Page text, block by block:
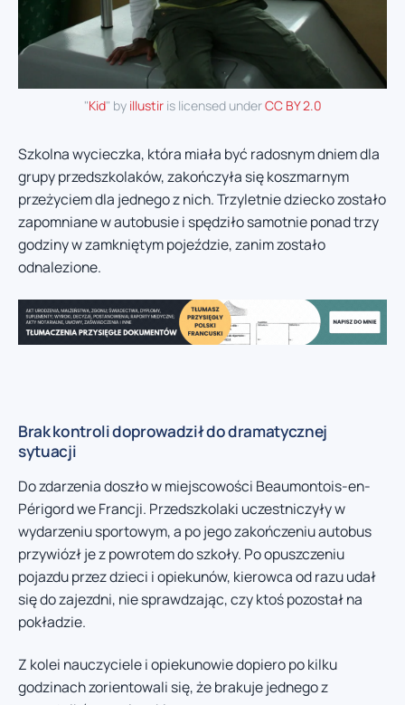
"Kid" by illustiris licensed underCC BY 2.0
Szkolna wycieczka, która miała być radosnym dniem dla
grupy przedszkolaków, zakończyła się koszmarnym
przeżyciem dla jednego z nich. Trzyletnie dziecko zostało
zapomniane w autobusie i spędziło samotnie ponad trzy
godziny w zamkniętym pojeździe, zanim zostało
odnalezione.
Brak kontroli doprowadził do dramatycznej
sytuacji
Do zdarzenia doszło w miejscowości Beaumontois-en-
Périgord we Francji. Przedszkolaki uczestniczyły w
wydarzeniu sportowym, a po jego zakończeniu autobus
przywiózł je z powrotem do szkoły. Po opuszczeniu
pojazdu przez dzieci i opiekunów, kierowca od razu udał
się do zajezdni, nie sprawdzając, czy ktoś pozostał na
pokładzie.
Z kolei nauczyciele i opiekunowie dopiero po kilku
godzinach zorientowali się, że brakuje jednego z